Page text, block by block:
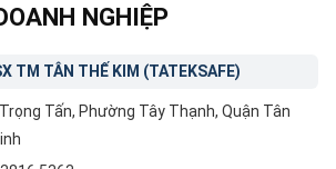
NGHIỆP
TM TÂN THẾ KIM (TATEKSAFE)
Tấn, Phường Tây Thạnh, Quận Tân